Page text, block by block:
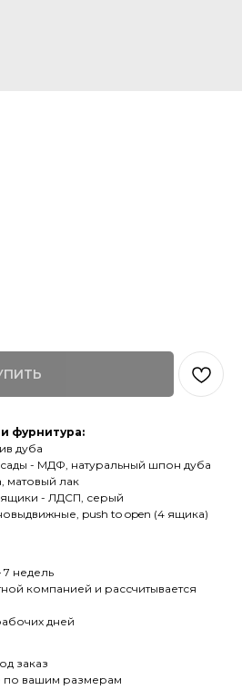
фурнитура:
дуба
- МДФ, натуральный шпон дуба
матовый лак
- ЛДСП, серый
push to open (4 ящика)
недель
компанией и рассчитывается
дней
заказ
по вашим размерам